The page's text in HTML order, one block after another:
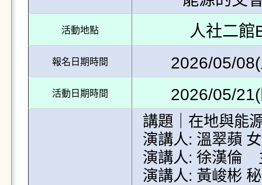
活動地點 人社二館
報名日期時間 2026/05/
活動日期時間 2026/05/
講題｜在地與能
演講人: 溫翠蘋
演講人: 徐漢倫
演講人: 黃峻彬